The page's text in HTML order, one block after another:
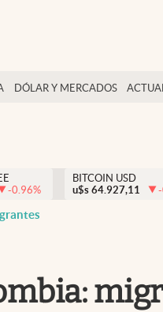
DÓLAR Y MERCADOS
-0.96%
BITCOIN USD
u$s 64.927,11